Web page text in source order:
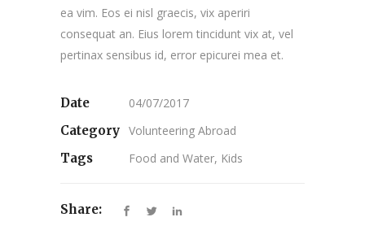
ea vim. Eos ei nisl graecis, vix aperiri
consequat an. Eius lorem tincidunt vix at, vel
pertinax sensibus id, error epicurei mea et.
Date
04/07/2017
Category Volunteering Abroad
Tags
Food and Water, Kids
Share: